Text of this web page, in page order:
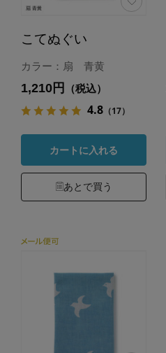
こてぬぐい
カラー：扇 青黄
1,210円 （税込）
4.8（17）
カートに入れる
あとで買う